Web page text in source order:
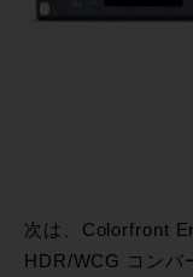
次は、Colorfront
HDR/WCG コンバ